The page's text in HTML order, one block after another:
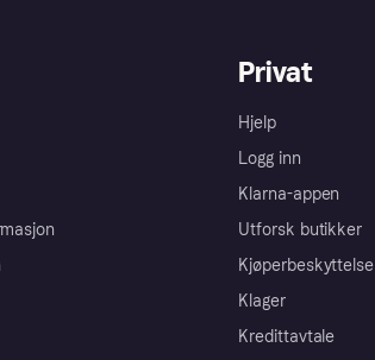
Privat
Hjelp
Logg inn
Klarna-appen
Utforsk butikker
Kjøperbeskyttelse
Klager
Kredittavtale